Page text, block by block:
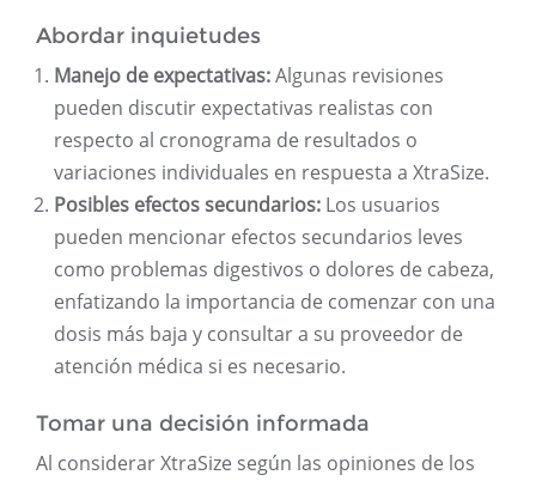
Abordar inquietudes
Manejo de expectativas:Algunas revisiones
pueden discutir expectativas realistas con
respecto al cronograma de resultados o
variaciones individuales en respuesta a XtraSize.
Posibles efectos secundarios: Los usuarios
pueden mencionar efectos secundarios leves
como problemas digestivos o dolores de cabeza,
enfatizando la importancia de comenzar con una
dosis más baja y consultar a su proveedor de
atención médica si es necesario.
Tomar una decisión informada
Al considerar XtraSize según las opiniones de los